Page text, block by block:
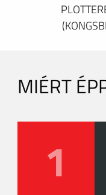
MIÉRT
1